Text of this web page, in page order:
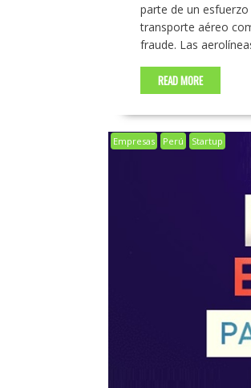
parte de un
transporte aéreo
fraude. Las
READ MORE
Empresas Perú Startup